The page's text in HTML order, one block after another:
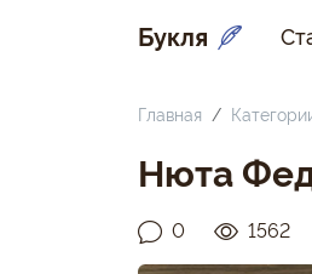
Букля
Главная
Нюта
0 1562